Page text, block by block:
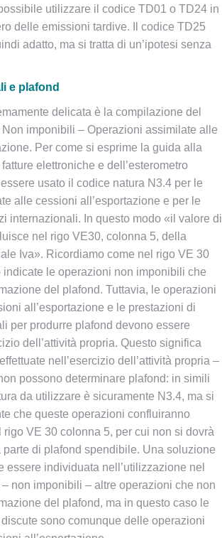
utilizzare il codice TD01 o TD24 in
delle emissioni tardive. Il codice TD25
adatto, ma si tratta di un’ipotesi senza
e plafond
delicata è la compilazione del
Non imponibili – Operazioni assimilate alle
Per come si esprime la guida alla
elettroniche e dell’esterometro
usato il codice natura N3.4 per le
alle cessioni all’esportazione e per le
internazionali. In questo modo «il valore di
nel rigo VE30, colonna 5, della
Iva». Ricordiamo come nel rigo VE 30
le operazioni non imponibili che
del plafond. Tuttavia, le operazioni
all’esportazione e le prestazioni di
per produrre plafond devono essere
dell’attività propria. Questo significa
nell’esercizio dell’attività propria –
possono determinare plafond: in simili
da utilizzare è sicuramente N3.4, ma si
che queste operazioni confluiranno
rigo VE 30 colonna 5, per cui non si dovrà
di plafond spendibile. Una soluzione
essere individuata nell’utilizzazione nel
non imponibili – altre operazioni che non
del plafond, ma in questo caso le
sono comunque delle operazioni